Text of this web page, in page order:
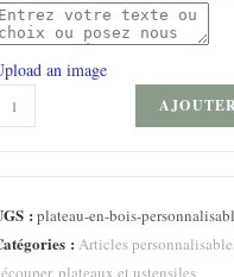
an image
quantité
: plateau-en-bois-
: Articles
plateaux et ustensiles